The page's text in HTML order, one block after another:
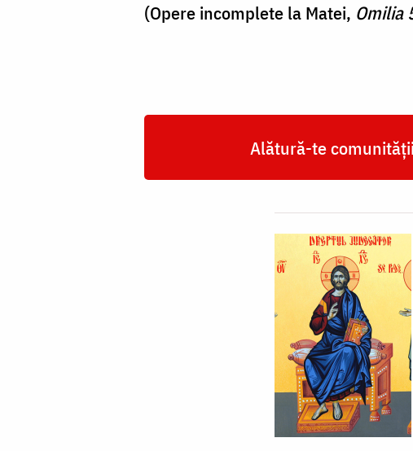
(Opere incomplete la Matei, Omilia
Alătură-te